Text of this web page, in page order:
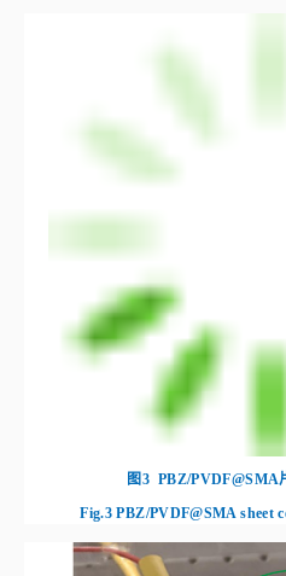
图3 PBZ/PVDF@SMA
Fig.3 PBZ/PVDF@SMA sheet